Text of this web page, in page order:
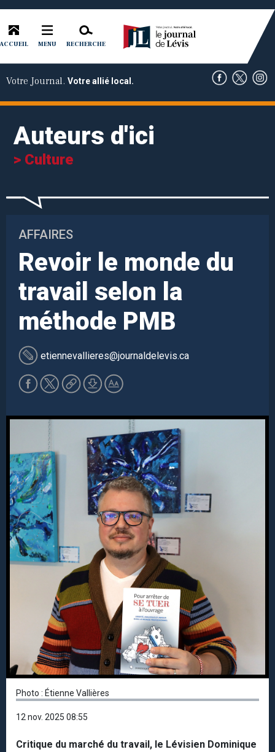
ACCUEIL MENU RECHERCHE
Votre Journal. Votre allié local.
Auteurs d'ici
> Culture
AFFAIRES
Revoir le monde du
travail selon la
méthode PMB
etiennevallieres@journaldelevis.ca
Photo : Étienne Vallières
12 nov. 2025 08:55
Critique du marché du travail, le Lévisien Dominique